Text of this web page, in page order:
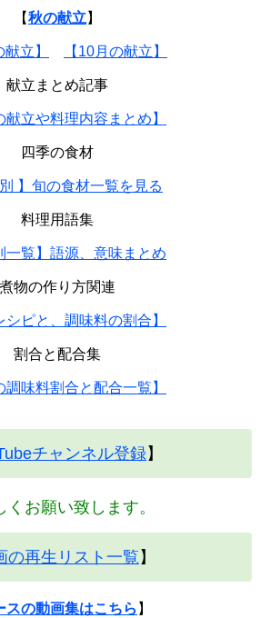
【秋の献立 】
献立】 【10月の献立】
献立まとめ記事
献立や料理内容まとめ】
四季の食材
別 】旬の食材一覧を見る
料理用語集
一覧】語源、意味まとめ
煮物の作り方関連
シピと、調味料の割合】
割合と配合集
調味料割合と配合一覧】
チャンネル登録】
くお願い致します。
の再生リスト一覧 】
スの動画集はこちら 】